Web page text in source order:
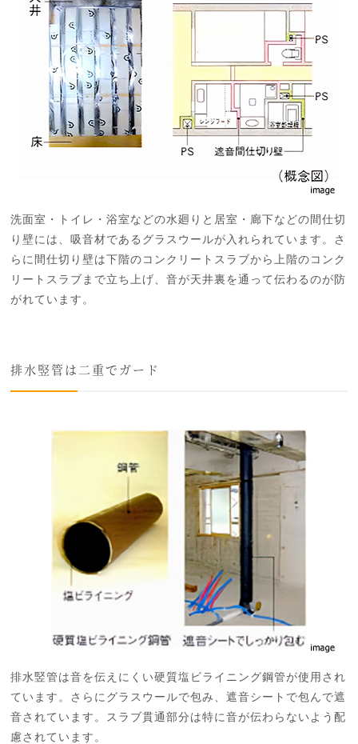
洗面室・トイレ・浴室などの水廻りと居室・廊下などの間仕切
り壁には、吸音材であるグラスウールが入れられています。さ
らに間仕切り壁は下階のコンクリートスラブから上階のコンク
リートスラブまで立ち上げ、音が天井裏を通って伝わるのが防
がれています。
排水竪管は二重でガード
排水竪管は音を伝えにくい硬質塩ビライニング鋼管が使用され
ています。さらにグラスウールで包み、遮音シートで包んで遮
音されています。スラブ貫通部分は特に音が伝わらないよう配
慮されています。